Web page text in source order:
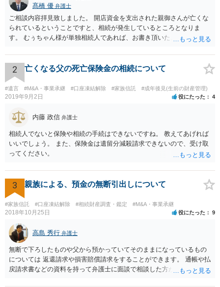
髙橋 優 弁護士
ご相談内容拝見致しました。 開店資金を支出された親御さんが亡くな
られているということですと、相続が発生しているところとなりま
す。 むぅちゃん様が単独相続人であれば、お書き頂いたような方法で
相続人おられるということであれば、他の相続人との協議が必要とな
るところです。 また、当該点とは別にご主人から貸付ではなく贈与で
あると主張される可能性がございます。 その場合には、貸付であるこ
とを伺わせる事情をどれだけ積み重ねることが出来るか、というとこ
ろとなります。 返済の事実や、返済を約束するメール等です。 金額の
おく方が宜しいかと思います。 緊急という訳ではないかと思います
目に弁護士を入れられることを御検討頂くと良いかと思います。
2 亡くなる父の死亡保険金の相続について
#遺言 #M&A・事業承継 #口座凍結解除 #家族信託 #成年後見(生前の財産管理)
2019年9月2日 役にたった 4
内藤 政信 弁護士
相続人でないと保険や相続の手続はできないですね。 教えてあげれば
いいでしょう。 また、保険金は遺留分減殺請求できないので、受け取
ってください。
3 親族による、預金の無断引出しについて
#家族信託 #口座凍結解除 #相続財産調査・鑑定 #M&A・事業承継
2018年10月25日 役にたった 9
高島 秀行 弁護士
無断で下ろしたものや父から預かっていてそのままになっているもの
については 返還請求や損害賠償請求をすることができます。 通帳や払
戻請求書などの資料を持って弁護士に面談で相談した方がよいと思い